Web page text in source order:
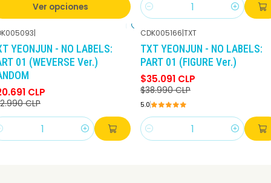
Ver opciones
Cantidad
DCTO
|
YEONJUN - NO LABELS:
01 (WEVERSE Ver.)
CLP
CLP
-10%DCTO
CDK005166|TXT
TXT YEONJUN - NO LABELS:
PART 01 (FIGURE Ver.)
$35.091 CLP
$38.990 CLP
5.0
Cantidad